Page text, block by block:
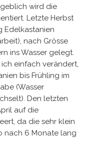
wird die
Letzte Herbst
Edelkastanien
nach Grösse
ins Wasser gelegt.
einfach verändert,
bis Frühling im
(Wasser
Den letzten
auf die
da die sehr klein
nach 6 Monate lang